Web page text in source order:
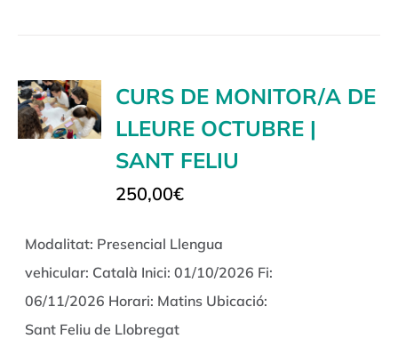
CURS DE MONITOR/A DE
LLEURE OCTUBRE |
SANT FELIU
250,00€
Modalitat: Presencial Llengua
vehicular: Català Inici: 01/10/2026 Fi:
06/11/2026 Horari: Matins Ubicació:
Sant Feliu de Llobregat